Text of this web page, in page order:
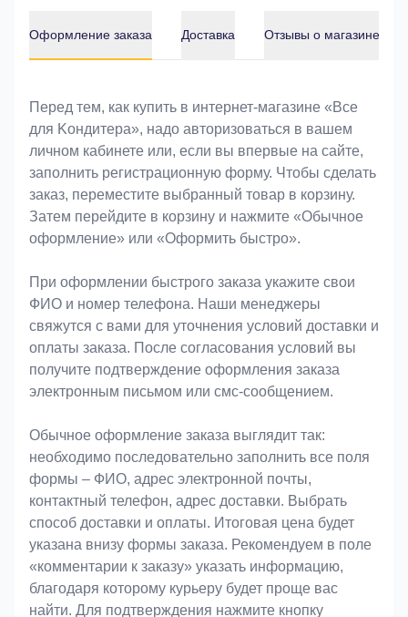
Оформление заказа Доставка Отзывы о магазине
Оформление заказа
Перед тем, как купить в интернет-магазине «Bce
для Koндитeрa», надо авторизоваться в вашем
личном кабинете или, если вы впервые на сайте,
заполнить регистрационную форму. Чтобы сделать
заказ, переместите выбранный товар в корзину.
Затем перейдите в корзину и нажмите «Обычное
оформление» или «Оформить быстро».
При оформлении быстрого заказа укажите свои
ФИО и номер телефона. Наши менеджеры
свяжутся с вами для уточнения условий доставки и
оплаты заказа. После согласования условий вы
получите подтверждение оформления заказа
электронным письмом или смс-сообщением.
Обычное оформление заказа выглядит так:
необходимо последовательно заполнить все поля
формы – ФИО, адрес электронной почты,
контактный телефон, адрес доставки. Выбрать
способ доставки и оплаты. Итоговая цена будет
указана внизу формы заказа. Рекомендуем в поле
«комментарии к заказу» указать информацию,
благодаря которому курьеру будет проще вас
найти. Для подтверждения нажмите кнопку